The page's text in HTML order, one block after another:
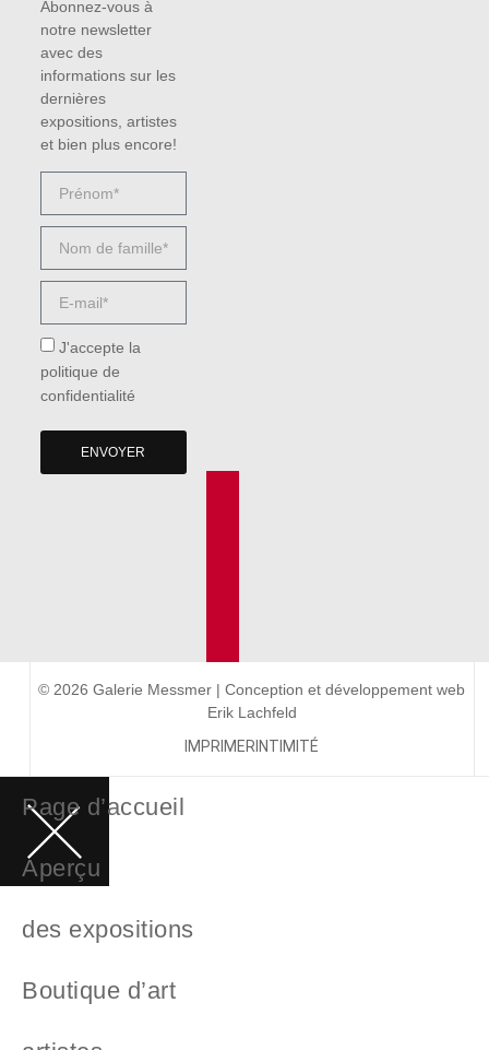
Abonnez-vous à
notre newsletter
avec des
informations sur les
dernières
expositions, artistes
et bien plus encore!
J'accepte la
politique de
confidentialité
ENVOYER
© 2026 Galerie Messmer | Conception et développement web
Erik Lachfeld
IMPRIMER INTIMITÉ
Page d’accueil
Aperçu
des expositions
Boutique d’art